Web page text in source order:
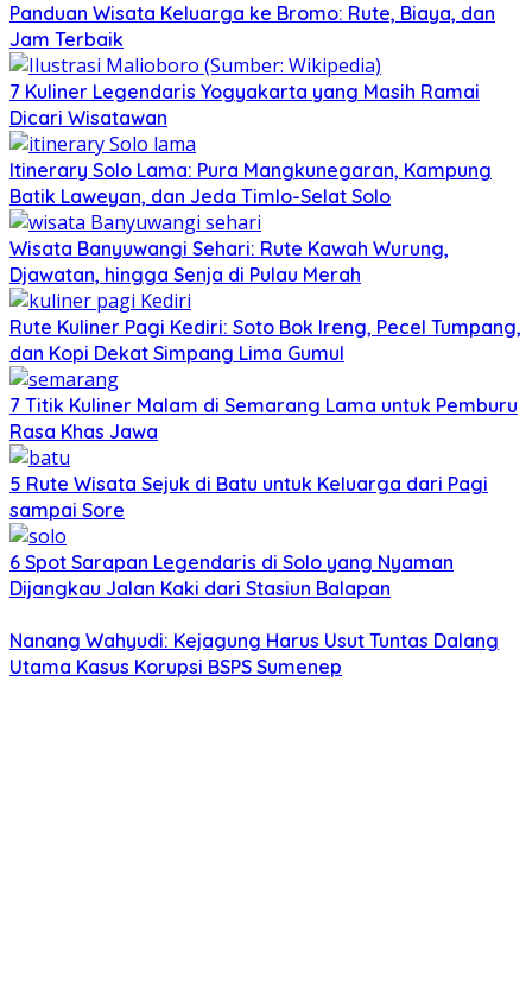
Panduan Wisata Keluarga ke Bromo: Rute, Biaya, dan
Jam Terbaik
7 Kuliner Legendaris Yogyakarta yang Masih Ramai
Dicari Wisatawan
Itinerary Solo Lama: Pura Mangkunegaran, Kampung
Batik Laweyan, dan Jeda Timlo-Selat Solo
Wisata Banyuwangi Sehari: Rute Kawah Wurung,
Djawatan, hingga Senja di Pulau Merah
Rute Kuliner Pagi Kediri: Soto Bok Ireng, Pecel Tumpang,
dan Kopi Dekat Simpang Lima Gumul
7 Titik Kuliner Malam di Semarang Lama untuk Pemburu
Rasa Khas Jawa
5 Rute Wisata Sejuk di Batu untuk Keluarga dari Pagi
sampai Sore
6 Spot Sarapan Legendaris di Solo yang Nyaman
Dijangkau Jalan Kaki dari Stasiun Balapan
Nanang Wahyudi: Kejagung Harus Usut Tuntas Dalang
Utama Kasus Korupsi BSPS Sumenep